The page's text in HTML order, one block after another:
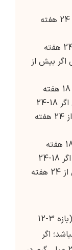
273 میلی گرم تزریق عضلانی (3 ماه تا 24 هفته
410 میلی گرم تزریق عضلانی (3 ماه تا 24 هفته
؛ 6 میلی گرمی اگر بیش از
546 میلی گرم تزریق عضلانی (3 ماه تا 18 هفته
اخیر): قرص 3 میلی گرمی، 6 میلی گرمی اگر 18-24
هفته بوده است، 9 میلی گرمی اگر بیش از 24 هفته
819 میلی گرم تزریق عضلانی (3 ماه تا 18 هفته
اخیر): قرص 6 میلی گرمی، 9 میلی گرمی اگر 18-24
هفته بوده است، 12 میلی گرمی اگر بیش از 24 هفته
6 میلی گرم خوراکی یک بار در روز صبح (بازه 3-12
اگر